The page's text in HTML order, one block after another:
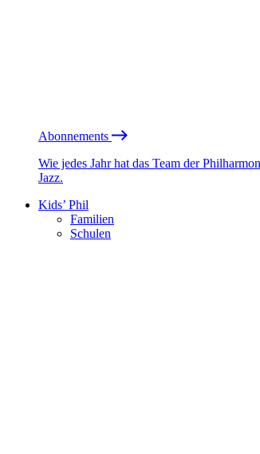
Abonnements
Wie jedes Jahr hat das Team der
Jazz.
Kids’ Phil
Familien
Schulen